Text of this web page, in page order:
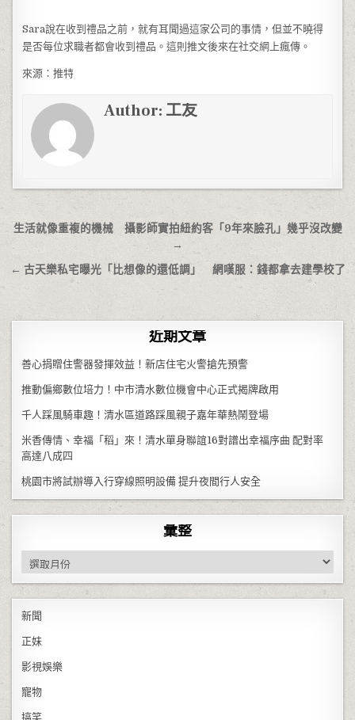
Sara說在收到禮品之前，就有耳聞過這家公司的事情，但並不曉得
是否每位求職者都會收到禮品。這則推文後來在社交網上瘋傳。
來源：推特
Author: 工友
文章導覽
生活就像重複的機械 攝影師實拍紐約客「9年來臉孔」幾乎沒改變
→
← 古天樂私宅曝光「比想像的還低調」 網嘆服：錢都拿去建學校了
近期文章
善心捐贈住警器發揮效益！新店住宅火警搶先預警
推動偏鄉數位培力！中市清水數位機會中心正式揭牌啟用
千人踩風騎車趣！清水區道路踩風親子嘉年華熱鬧登場
米香傳情、幸福「稻」來！清水單身聯誼16對譜出幸福序曲 配對率
高達八成四
桃園市將試辦導入行穿線照明設備 提升夜間行人安全
彙整
彙整
新聞
正妹
影視娛樂
寵物
搞笑